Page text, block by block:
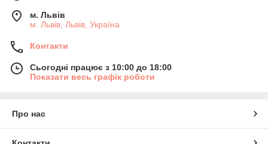
м. Львів
м. Львів, Львів, Україна
Контакти
Сьогодні працює з 10:00 до 18:00
Показати весь графік роботи
Про нас